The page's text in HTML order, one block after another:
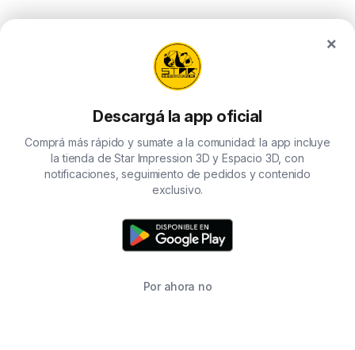
×
Descargá la app oficial
Comprá más rápido y sumate a la comunidad: la app incluye
la tienda de Star Impression 3D y Espacio 3D, con
notificaciones, seguimiento de pedidos y contenido
exclusivo.
Por ahora no